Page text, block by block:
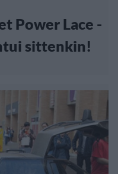
Power Lace -
sittenkin!